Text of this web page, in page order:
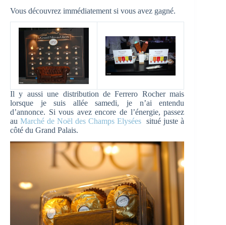
Vous découvrez immédiatement si vous avez gagné.
Il y aussi une distribution de Ferrero Rocher mais
lorsque je suis allée samedi, je n’ai entendu
d’annonce. Si vous avez encore de l’énergie, passez
auMarché de Noël des Champs Elysées situé juste à
côté du Grand Palais.